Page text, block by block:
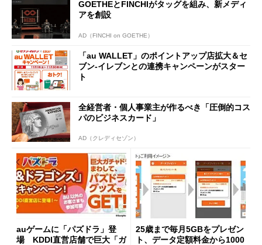
GOETHEとFINCHIがタッグを組み、新メディ
アを創設
AD（FINCHI on GOETHE）
「au WALLET」のポイントアップ店拡大＆セ
ブン-イレブンとの連携キャンペーンがスター
ト
全経営者・個人事業主が作るべき「圧倒的コス
パのビジネスカード」
AD（クレディセゾン）
auゲームに「パズドラ」登
場 KDDI直営店舗で巨大「ガ
25歳まで毎月5GBをプレゼン
ト、データ定額料金から1000